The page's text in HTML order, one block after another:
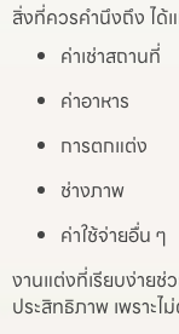
สิ่งที่ควรคำนึงถึง ได้
ค่าเช่าสถานที่
ค่าอาหาร
การตกแต่ง
ช่างภาพ
ค่าใช้จ่ายอื่น ๆ
งานแต่งที่เรียบง่ายช่
ประสิทธิภาพ เพราะไ